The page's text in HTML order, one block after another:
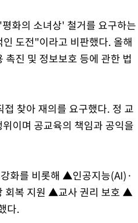
화의 소녀상' 철거를 요구하는
도전"이라고 비판했다. 올해
진 및 정보보호 등에 관한 법
찾아 재의를 요구했다. 정 교
이며 공교육의 책임과 공익을
화를 비롯해 ▲인공지능(AI)·
회복 지원 ▲교사 권리 보호 ▲
다.